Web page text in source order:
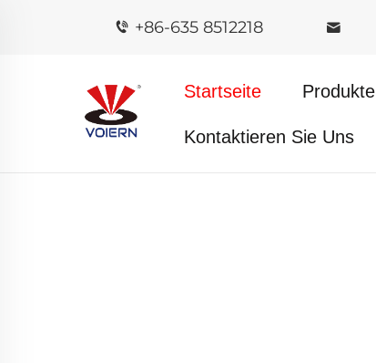
+86-635 8512218
Startseite Produkte
Kontaktieren Sie Uns